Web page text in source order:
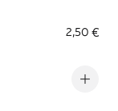
2,50 €